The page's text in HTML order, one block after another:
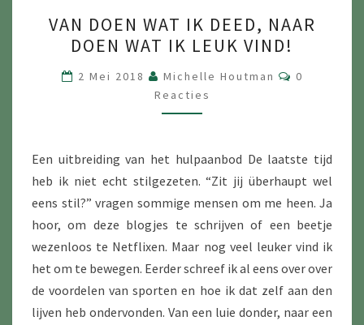
DOEN
WAT
IK
DEED,
NAAR
WAT
IK
LEUK
VIND!
VAN DOEN WAT IK DEED, NAAR
DOEN WAT IK LEUK VIND!
2 Mei 2018 Michelle Houtman Reacties
0
Reacties
Een uitbreiding van het hulpaanbod De laatste tijd
heb ik niet echt stilgezeten. “Zit jij überhaupt wel
eens stil?” vragen sommige mensen om me heen. Ja
hoor, om deze blogjes te schrijven of een beetje
wezenloos te Netflixen. Maar nog veel leuker vind ik
het om te bewegen. Eerder schreef ik al eens over over
de voordelen van sporten en hoe ik dat zelf aan den
lijven heb ondervonden. Van een luie donder, naar een